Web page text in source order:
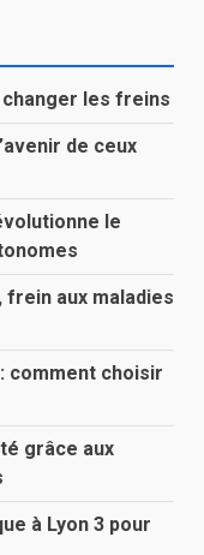
changer les freins
de ceux
le
frein aux maladies
comment choisir
grâce aux
à Lyon 3 pour